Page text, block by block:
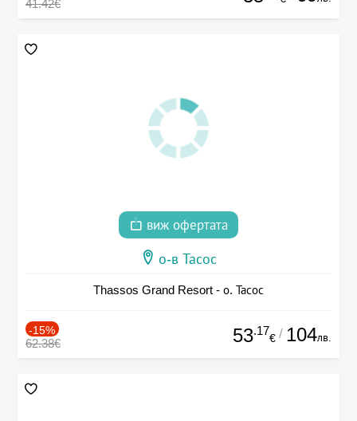
41.42€
виж офертата
о-в Тасос
Thassos Grand Resort - о. Тасос
-15%
62.38€ 53.17
€ / 104лв.